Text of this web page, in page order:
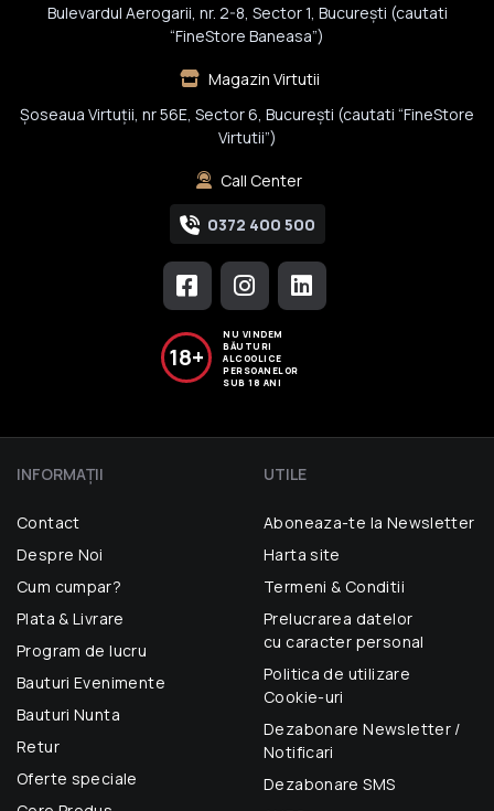
Bulevardul Aerogarii, nr. 2-8, Sector 1, Bucureşti (cautati
“FineStore Baneasa”)
Magazin Virtutii
Șoseaua Virtuții, nr 56E, Sector 6, București (cautati “FineStore
Virtutii”)
Call Center
0372 400 500
18+
NU VINDEM
BĂUTURI
ALCOOLICE
PERSOANELOR
SUB 18 ANI
INFORMAŢII
Contact
Despre Noi
Cum cumpar?
Plata & Livrare
Program de lucru
Bauturi Evenimente
Bauturi Nunta
Retur
Oferte speciale
UTILE
Aboneaza-te la Newsletter
Harta site
Termeni & Conditii
Prelucrarea datelor
cu caracter personal
Politica de utilizare
Cookie-uri
Dezabonare Newsletter /
Notificari
Dezabonare SMS